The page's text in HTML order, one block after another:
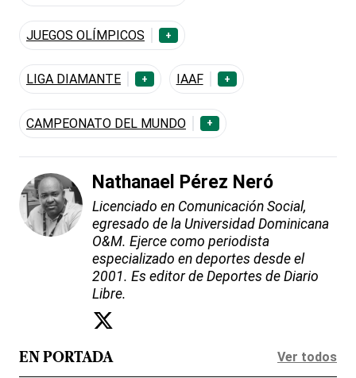
JUEGOS OLÍMPICOS +
LIGA DIAMANTE + IAAF +
CAMPEONATO DEL MUNDO +
Nathanael Pérez Neró
Licenciado en Comunicación Social,
egresado de la Universidad Dominicana
O&M. Ejerce como periodista
especializado en deportes desde el
2001. Es editor de Deportes de Diario
Libre.
EN PORTADA Ver todos